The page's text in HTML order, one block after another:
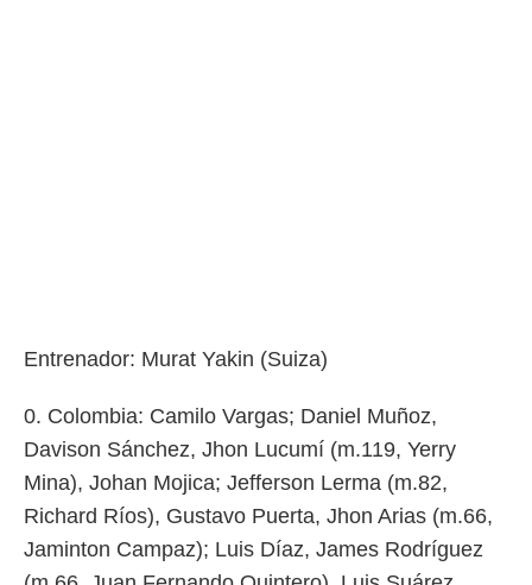
Entrenador: Murat Yakin (Suiza)
0. Colombia: Camilo Vargas; Daniel Muñoz,
Davison Sánchez, Jhon Lucumí (m.119, Yerry
Mina), Johan Mojica; Jefferson Lerma (m.82,
Richard Ríos), Gustavo Puerta, Jhon Arias (m.66,
Jaminton Campaz); Luis Díaz, James Rodríguez